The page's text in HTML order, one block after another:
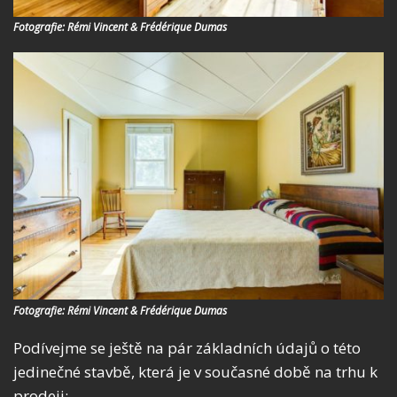
Fotografie: Rémi Vincent & Frédérique Dumas
Fotografie: Rémi Vincent & Frédérique Dumas
Podívejme se ještě na pár základních údajů o této
jedinečné stavbě, která je v současné době na trhu k